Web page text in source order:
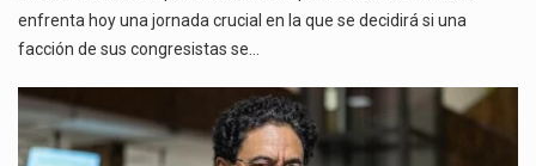
enfrenta hoy una jornada crucial en la que se decidirá si una
facción de sus congresistas se…